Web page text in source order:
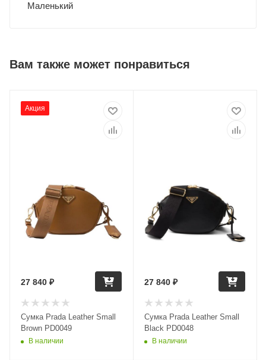
Маленький
Вам также может понравиться
Акция
Сумка Prada Leather Small
Brown PD0049
В наличии
27 840 ₽
Сумка Prada Leather Small
Black PD0048
В наличии
27 840 ₽